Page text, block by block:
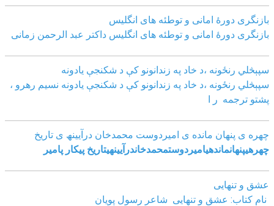
بازنگرى دورۀ امانى و توطئه هاى انگليس
بازنگرى دورۀ امانى و توطئه هاى انگليس داکتر عبد الرحمن زمانى
سپېڅلي رنځونه ،د خاد په زندانونو کې د شکنجې یادونه
سپېڅلي رنځونه ،د خاد په زندانونو کې د شکنجې یادونه نسیم رهرو ،
پشتو ترجمه ر ا
چھره ی پنھان مانده ی امیردوست محمدخان درآیینھ ی تاریخ
چھرهیپنھانماندهیامیردوستمحمدخاندرآیینھیتاریخ پیکار پامیر
عشق و تنهایی
نام کتاب: عشق و تنهایی شاعر رسول پویان